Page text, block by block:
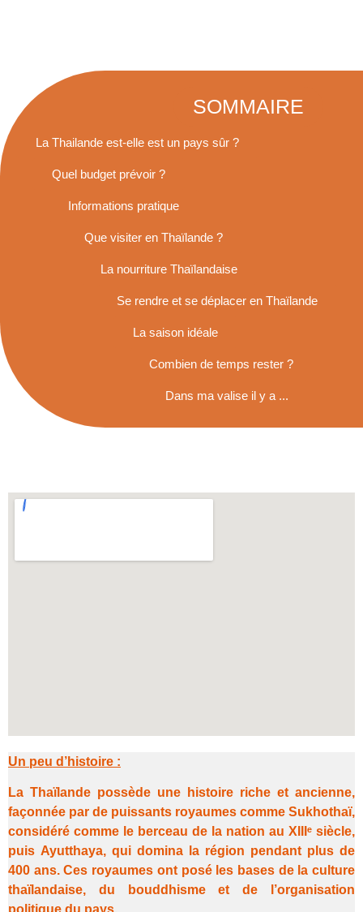
SOMMAIRE
La Thailande est-elle est un pays sûr ?
Quel budget prévoir ?
Informations pratique
Que visiter en Thaïlande ?
La nourriture Thaïlandaise
Se rendre et se déplacer en Thaïlande
La saison idéale
Combien de temps rester ?
Dans ma valise il y a ...
Un peu d’histoire :
La Thaïlande possède une histoire riche et ancienne,
façonnée par de puissants royaumes comme Sukhothaï,
considéré comme le berceau de la nation au XIIIᵉ siècle,
puis Ayutthaya, qui domina la région pendant plus de
400 ans. Ces royaumes ont posé les bases de la culture
thaïlandaise, du bouddhisme et de l’organisation